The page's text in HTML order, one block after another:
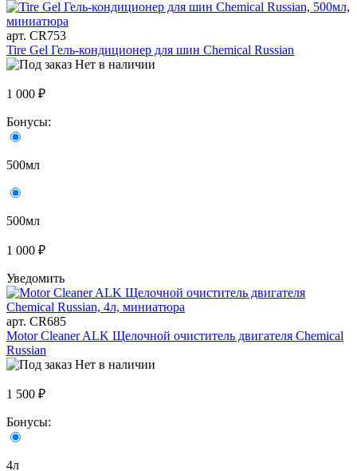
арт. CR753
Tire Gel Гель-кондиционер для шин Chemical Russian
Нет в наличии
1 000 ₽
Бонусы:
500мл
500мл
1 000 ₽
Уведомить
арт. CR685
Motor Cleaner ALK Щелочной очиститель двигателя Chemical
Russian
Нет в наличии
1 500 ₽
Бонусы:
4л